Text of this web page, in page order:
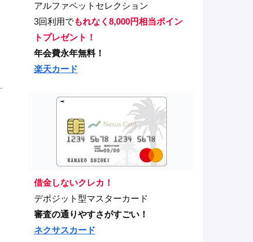
アルファベットセレクション
3回利用でもれなく8,000円相当ポイン
トプレゼント！
年会費永年無料！
楽天カード
借金しないクレカ！
デポジット型マスターカード
審査の通りやすさがすごい！
ネクサスカード